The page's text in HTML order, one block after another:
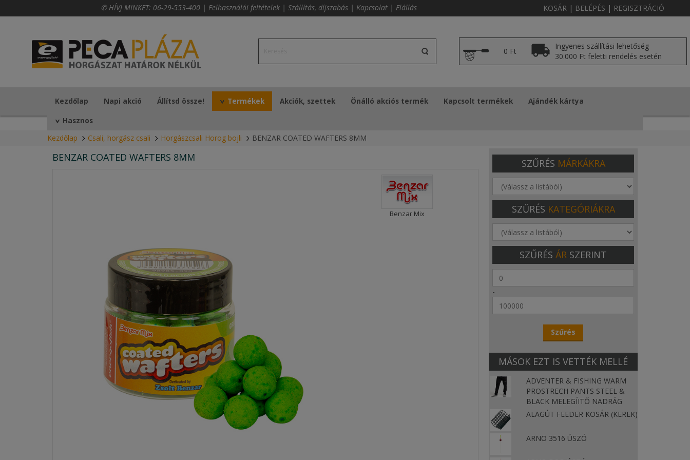
✆ HÍVJ MINKET: 06-29-553-400 | Felhasználói feltételek | Szállítás, díjszabás | Kapcsolat | Elállás KOSÁR | BELÉPÉS | REGISZTRÁCIÓ
0 Ft
Ingyenes szállítási lehetőség
30.000 Ft feletti rendelés esetén
Kezdőlap Napi akció Állítsd össze! Termékek Akciók, szettek Önálló akciós termék Kapcsolt termékek Ajándék kártya
Hasznos
Kezdőlap Csali, horgász csali Horgászcsali Horog bojli BENZAR COATED WAFTERS 8MM
BENZAR COATED WAFTERS 8MM
Benzar Mix
SZŰRÉS MÁRKÁKRA
SZŰRÉS KATEGÓRIÁKRA
SZŰRÉS ÁR SZERINT
-
MÁSOK EZT IS VETTÉK MELLÉ
ADVENTER & FISHING WARM
PROSTRECH PANTS STEEL &
BLACK MELEGÍITŐ NADRÁG
ALAGÚT FEEDER KOSÁR (KEREK)
ARNO 3516 ÚSZÓ